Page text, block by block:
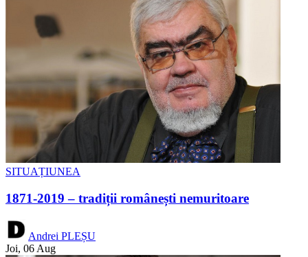
SITUAȚIUNEA
1871-2019 – tradiții românești nemuritoare
Andrei PLEȘU
Joi, 06 Aug